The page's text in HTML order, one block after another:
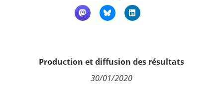
ContactProduction et diffusion des résultats
30/01/2020